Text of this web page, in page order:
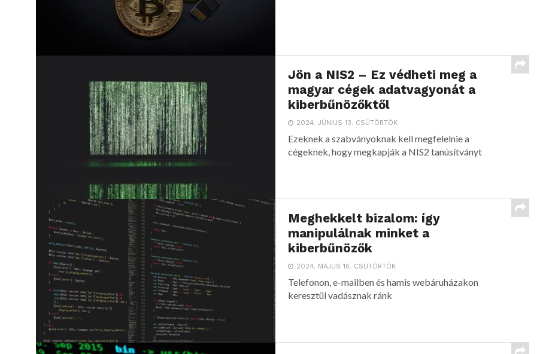
Jön a NIS2 – Ez védheti meg a
magyar cégek adatvagyonát a
kiberbűnözőktől
2024. JÚNIUS 13. CSÜTÖRTÖK
Ezeknek a szabványoknak kell megfelelnie a
cégeknek, hogy megkapják a NIS2 tanúsítványt
Meghekkelt bizalom: így
manipulálnak minket a
kiberbűnözők
2024. MÁJUS 16. CSÜTÖRTÖK
Telefonon, e-mailben és hamis webáruházakon
keresztül vadásznak ránk